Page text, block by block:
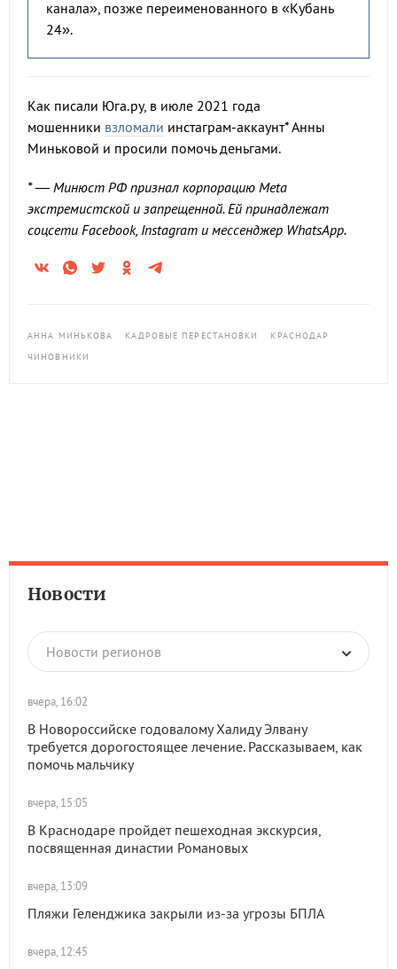
канала», позже переименованного в «Кубань
24».
Как писали Юга.ру, в июле 2021 года
мошенники взломали инстаграм-аккаунт* Анны
Миньковой и просили помочь деньгами.
* — Минюст РФ признал корпорацию Meta
экстремистской и запрещенной. Ей принадлежат
соцсети Facebook, Instagram и мессенджер WhatsApp.
АННА МИНЬКОВА КАДРОВЫЕ ПЕРЕСТАНОВКИ
КРАСНОДАР
ЧИНОВНИКИ
Новости
Новости регионов
вчера, 16:02
В Новороссийске годовалому Халиду Элвану
требуется дорогостоящее лечение. Рассказываем, как
помочь мальчику
вчера, 15:05
В Краснодаре пройдет пешеходная экскурсия,
посвященная династии Романовых
вчера, 13:09
Пляжи Геленджика закрыли из-за угрозы БПЛА
вчера, 12:45